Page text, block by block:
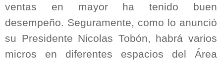
ventas en mayor ha tenido buen
desempeño. Seguramente, como lo anunció
su Presidente Nicolas Tobón, habrá varios
micros en diferentes espacios del Área